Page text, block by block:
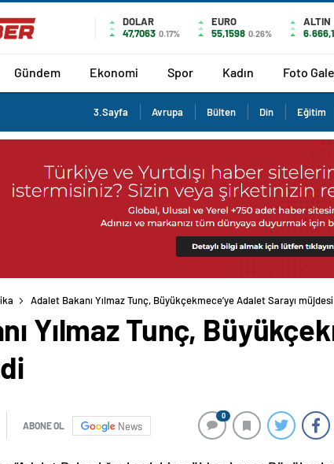
DOLAR
47,7063 0.17%
EURO
55,1598 0.26%
ALTIN
Gündem Ekonomi Spor Kadın Foto
3.Sayfa Avrupa Bülten Din Eğitim
Adalet Bakanı Yılmaz Tunç, Büyükçekmece’ye Adalet Sarayı
Yılmaz Tunç,
ABONE OL News
0